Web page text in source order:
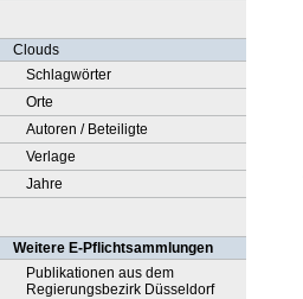
Clouds
Schlagwörter
Orte
Autoren / Beteiligte
Verlage
Jahre
Weitere E-Pflichtsammlungen
Publikationen aus dem
Regierungsbezirk Düsseldorf